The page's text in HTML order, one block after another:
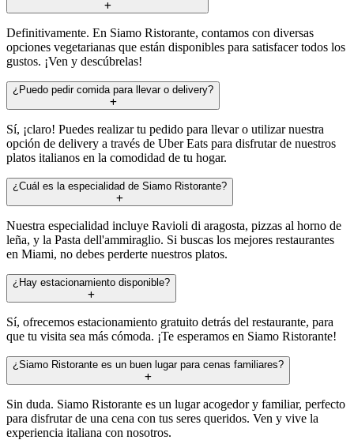
Definitivamente. En Siamo Ristorante, contamos con diversas
opciones vegetarianas que están disponibles para satisfacer todos los
gustos. ¡Ven y descúbrelas!
¿Puedo pedir comida para llevar o delivery?
Sí, ¡claro! Puedes realizar tu pedido para llevar o utilizar nuestra
opción de delivery a través de Uber Eats para disfrutar de nuestros
platos italianos en la comodidad de tu hogar.
¿Cuál es la especialidad de Siamo Ristorante?
Nuestra especialidad incluye Ravioli di aragosta, pizzas al horno de
leña, y la Pasta dell'ammiraglio. Si buscas los mejores restaurantes
en Miami, no debes perderte nuestros platos.
¿Hay estacionamiento disponible?
Sí, ofrecemos estacionamiento gratuito detrás del restaurante, para
que tu visita sea más cómoda. ¡Te esperamos en Siamo Ristorante!
¿Siamo Ristorante es un buen lugar para cenas familiares?
Sin duda. Siamo Ristorante es un lugar acogedor y familiar, perfecto
para disfrutar de una cena con tus seres queridos. Ven y vive la
experiencia italiana con nosotros.